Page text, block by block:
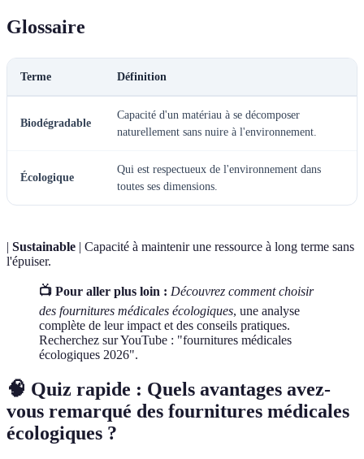
Glossaire
Terme Définition
Biodégradable
Capacité d'un matériau à se décomposer
naturellement sans nuire à l'environnement.
Écologique
Qui est respectueux de l'environnement dans
toutes ses dimensions.
| Sustainable | Capacité à maintenir une ressource à long terme sans
l'épuiser.
📺 Pour aller plus loin : Découvrez comment choisir
des fournitures médicales écologiques, une analyse
complète de leur impact et des conseils pratiques.
Recherchez sur YouTube : "fournitures médicales
écologiques 2026".
🧠 Quiz rapide : Quels avantages avez-
vous remarqué des fournitures médicales
écologiques ?